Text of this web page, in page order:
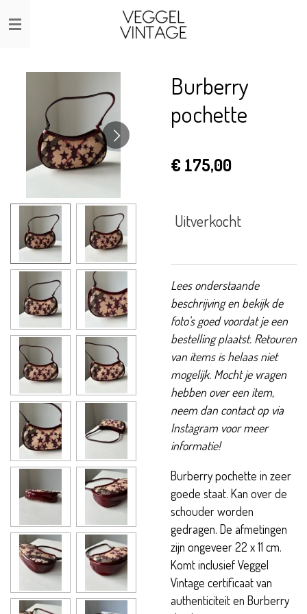
Ga
direct
Burberry
pochette
€ 175,00
Uitverkocht
Lees onderstaande
beschrijving en bekijk de
foto's goed voordat je een
bestelling plaatst. Retouren
van items is helaas niet
mogelijk. Mocht je vragen
hebben over een item,
neem dan contact op via
Instagram voor meer
informatie!
Burberry pochette in zeer
goede staat. Kan over de
schouder worden
gedragen. De afmetingen
zijn ongeveer 22 x 11 cm.
Komt inclusief Veggel
Vintage certificaat van
authenticiteit en Burberry